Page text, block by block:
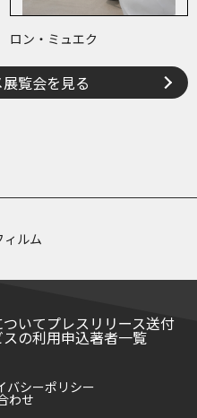
ロン・ミュエク
覧会を見る
ィルム
いてプレスリリース送付
の利用申込著者一覧
バシーポリシー
わせ